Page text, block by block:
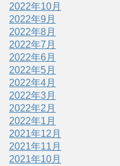
2022年10月
2022年9月
2022年8月
2022年7月
2022年6月
2022年5月
2022年4月
2022年3月
2022年2月
2022年1月
2021年12月
2021年11月
2021年10月